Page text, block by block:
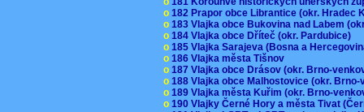
o 182 Prapor obce Librantice (okr. Hradec
o 183 Vlajka obce Bukovina nad Labem
o 184 Vlajka obce Dříteč (okr. Pardubice)
o 185 Vlajka Sarajeva (Bosna a
o 186 Vlajka města Tišnov
o 187 Vlajka obce Drásov (okr. Brno-
o 188 Vlajka obce Malhostovice (okr.
o 189 Vlajka města Kuřim (okr. Brno-
o 190 Vlajky Černé Hory a města Tivat